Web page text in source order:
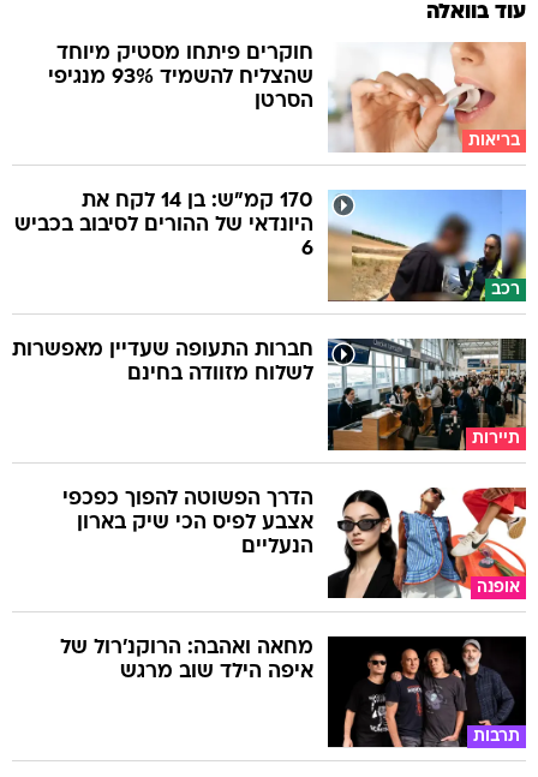
עוד בוואלה
בריאות
חוקרים פיתחו מסטיק מיוחד
שהצליח להשמיד 93% מנגיפי
הסרטן
רכב
170 קמ"ש: בן 14 לקח את
היונדאי של ההורים לסיבוב בכביש
6
תיירות
חברות התעופה שעדיין מאפשרות
לשלוח מזוודה בחינם
אופנה
הדרך הפשוטה להפוך כפכפי
אצבע לפיס הכי שיק בארון
הנעליים
תרבות
מחאה ואהבה: הרוקנ'רול של
איפה הילד שוב מרגש